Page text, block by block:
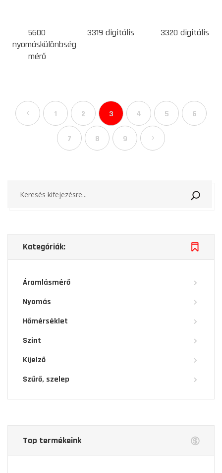
5600
nyomáskülönbség
mérő
3319 digitális 3320 digitális
1 2 3 4 5 6
7 8 9
Kategóriák:
Áramlásmérő
Nyomás
Hőmérséklet
Szint
Kijelző
Szűrő, szelep
Top termékeink